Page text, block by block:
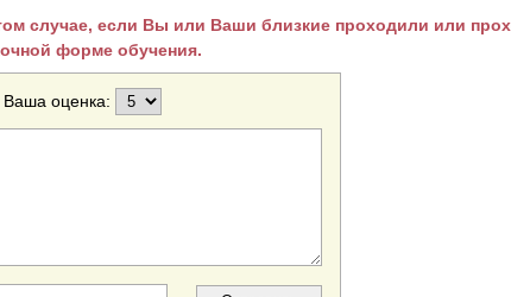
случае, если Вы или Ваши близкие проходили или
форме обучения.
Ваша оценка: